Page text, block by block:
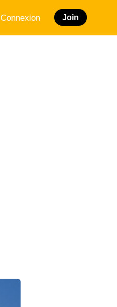
Connexion Join